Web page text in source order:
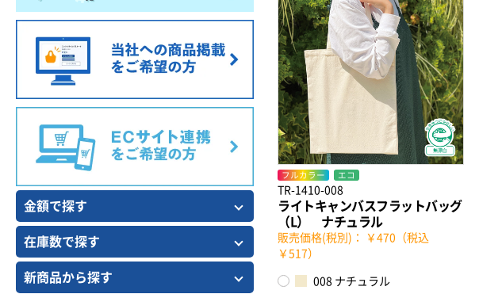
フルカラー エコ
TR-1410-008
ライトキャンバスフラットバッグ
（L） ナチュラル
販売価格(税別)： ￥470（税込
￥517）
008 ナチュラル
金額で探す
在庫数で探す
新商品から探す